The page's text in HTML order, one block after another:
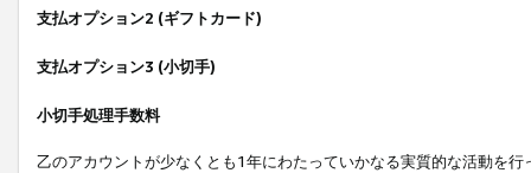
支払オプション2 (ギフトカード)
支払オプション3 (小切手)
小切手処理手数料
乙のアカウントが少なくとも1年にわたっていかなる実質的な活動を